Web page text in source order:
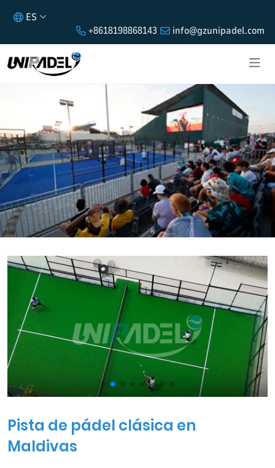
ES
+8618198868143
info@gzunipadel.com
MALDIVAS
Pista de pádel clásica en
Maldivas